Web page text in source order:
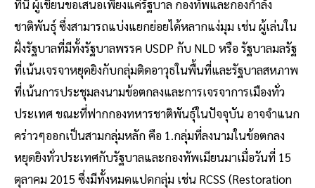
ที่นี้ ผู้เขียนขอเสนอเพียงแค่รัฐบาล กองทัพและกองกำลัง
ชาติพันธุ์ ซึ่งสามารถแบ่งแยกย่อยได้หลากแง่มุม เช่น ผู้เล่นใน
ฝั่งรัฐบาลที่มีทั้งรัฐบาลพรรค USDP กับ NLD หรือ รัฐบาลมลรัฐ
ที่เน้นเจรจาหยุดยิงกับกลุ่มติดอาวุธในพื้นที่และรัฐบาลสหภาพ
ที่เน้นการประชุมลงนามข้อตกลงและการเจรจาการเมืองทั่ว
ประเทศ ขณะที่ฟากกองทหารชาติพันธุ์ในปัจจุบัน อาจจำแนก
คร่าวๆออกเป็นสามกลุ่มหลัก คือ 1.กลุ่มที่ลงนามในข้อตกลง
หยุดยิงทั่วประเทศกับรัฐบาลและกองทัพเมียนมาเมื่อวันที่ 15
ตุลาคม 2015 ซึ่งมีทั้งหมดแปดกลุ่ม เช่น RCSS (Restoration